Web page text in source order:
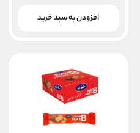
فعلی
افزودن به سبد خرید